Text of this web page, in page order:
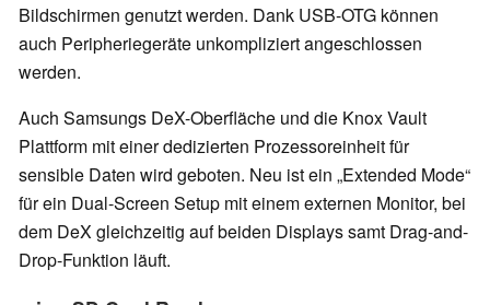
Bildschirmen genutzt werden. Dank USB-OTG können
auch Peripheriegeräte unkompliziert angeschlossen
werden.
Auch Samsungs DeX-Oberfläche und die Knox Vault
Plattform mit einer dedizierten Prozessoreinheit für
sensible Daten wird geboten. Neu ist ein „Extended Mode“
für ein Dual-Screen Setup mit einem externen Monitor, bei
dem DeX gleichzeitig auf beiden Displays samt Drag-and-
Drop-Funktion läuft.